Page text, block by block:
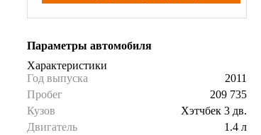
Параметры автомобиля
Характеристики
Год выпуска
2011
Пробег
209 735
Кузов
Хэтчбек 3 дв.
Двигатель
1.4 л